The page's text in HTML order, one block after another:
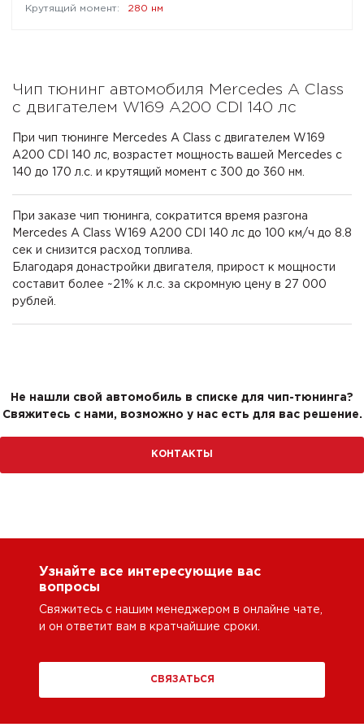
280 нм
Чип тюнинг автомобиля Mercedes A Class
с двигателем W169 A200 CDI 140 лс
При чип тюнинге Mercedes A Class с двигателем W169
A200 CDI 140 лс, возрастет мощность вашей Mercedes с
140 до 170 л.с. и крутящий момент с 300 до 360 нм.
При заказе чип тюнинга, сократится время разгона
Mercedes A Class W169 A200 CDI 140 лс до 100 км/ч до 8.8
сек и снизится расход топлива.
Благодаря донастройки двигателя, прирост к мощности
составит более ~21% к л.с. за скромную цену в 27 000
рублей.
Не нашли свой автомобиль в списке для чип-тюнинга?
Свяжитесь с нами, возможно у нас есть для вас решение.
КОНТАКТЫ
Узнайте все интересующие вас
вопросы
Свяжитесь с нашим менеджером в онлайне чате,
и он ответит вам в кратчайшие сроки.
СВЯЗАТЬСЯ